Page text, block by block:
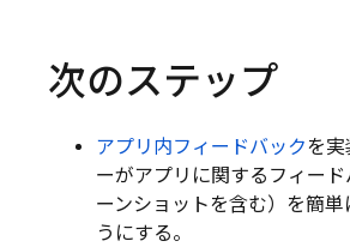
次のステップ
アプリ内フィードバックを実
ーがアプリに関するフィー
ーンショットを含む）を簡
うにする。